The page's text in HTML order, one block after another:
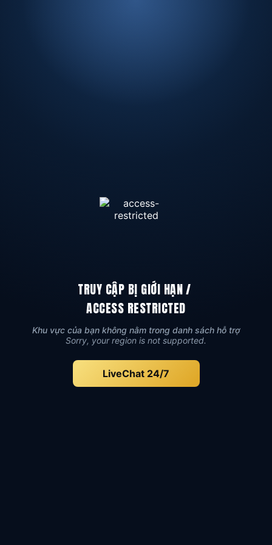
TRUY CẬP BỊ GIỚI HẠN/
ACCESS RESTRICTED
Khu vực của bạn không nằm trong danh sách hỗ trợ
Sorry, your region is not supported.
LiveChat 24/7